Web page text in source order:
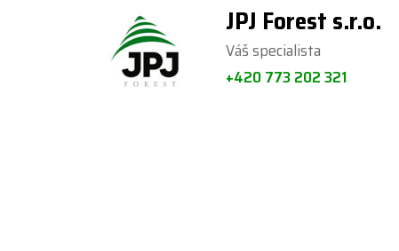
JPJ Forest s.r.o.
Váš specialista
+420 773 202 321